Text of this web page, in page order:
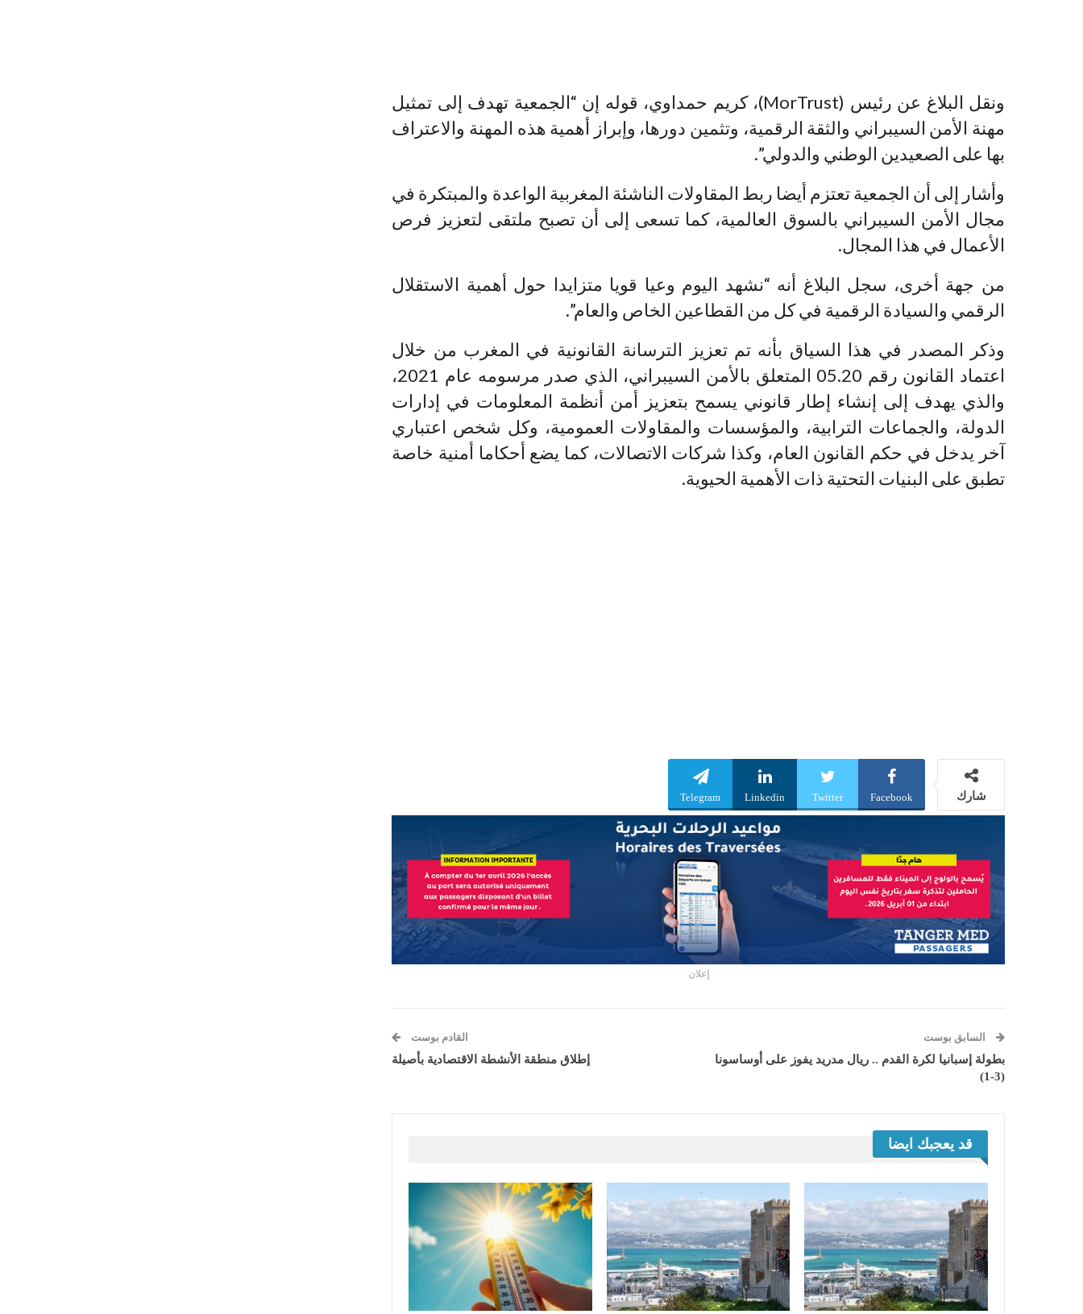
ونقل البلاغ عن رئيس (MorTrust)، كريم حمداوي، قوله إن “الجمعية تهدف إلى تمثيل
مهنة الأمن السيبراني والثقة الرقمية، وتثمين دورها، وإبراز أهمية هذه المهنة والاعتراف
بها على الصعيدين الوطني والدولي”.
وأشار إلى أن الجمعية تعتزم أيضا ربط المقاولات الناشئة المغربية الواعدة والمبتكرة في
مجال الأمن السيبراني بالسوق العالمية، كما تسعى إلى أن تصبح ملتقى لتعزيز فرص
الأعمال في هذا المجال.
من جهة أخرى، سجل البلاغ أنه “نشهد اليوم وعيا قويا متزايدا حول أهمية الاستقلال
الرقمي والسيادة الرقمية في كل من القطاعين الخاص والعام”.
وذكر المصدر في هذا السياق بأنه تم تعزيز الترسانة القانونية في المغرب من خلال
اعتماد القانون رقم 05.20 المتعلق بالأمن السيبراني، الذي صدر مرسومه عام 2021،
والذي يهدف إلى إنشاء إطار قانوني يسمح بتعزيز أمن أنظمة المعلومات في إدارات
الدولة، والجماعات الترابية، والمؤسسات والمقاولات العمومية، وكل شخص اعتباري
آخر يدخل في حكم القانون العام، وكذا شركات الاتصالات، كما يضع أحكاما أمنية خاصة
تطبق على البنيات التحتية ذات الأهمية الحيوية.
شارك Facebook
Twitter
Linkedin
Telegram
إعلان
السابق بوست
بطولة إسبانيا لكرة القدم .. ريال مدريد يفوز على أوساسونا
(3-1)
القادم بوست
إطلاق منطقة الأنشطة الاقتصادية بأصيلة
قد يعجبك ايضا